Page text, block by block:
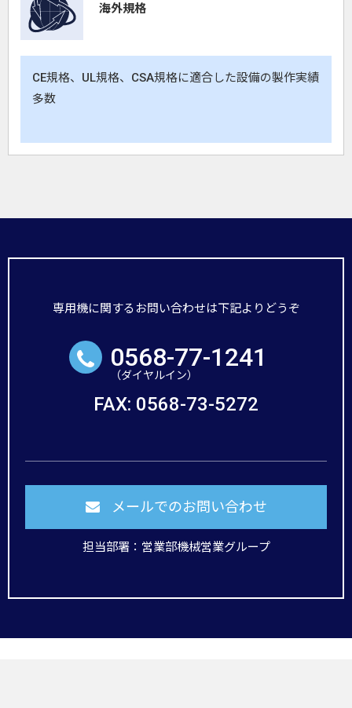
海外規格
CE規格、UL規格、CSA規格に適合した設備の製作実績
多数
専用機に関するお問い合わせは下記よりどうぞ
0568-77-1241
FAX: 0568-73-5272
メールでのお問い合わせ
担当部署：営業部機械営業グループ